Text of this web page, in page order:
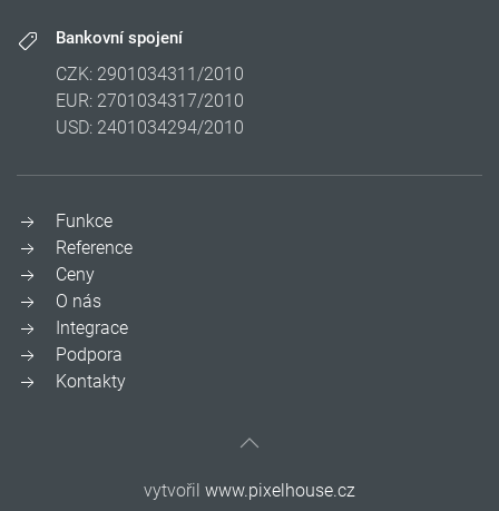
Bankovní spojení
CZK: 2901034311/2010
EUR: 2701034317/2010
USD: 2401034294/2010
Funkce
Reference
Ceny
O nás
Integrace
Podpora
Kontakty
vytvořil www.pixelhouse.cz